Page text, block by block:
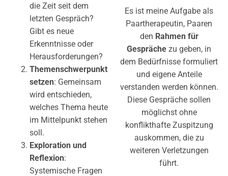
die Zeit seit dem
letzten Gespräch?
Gibt es neue
Erkenntnisse oder
Herausforderungen?
Themenschwerpunkt
setzen: Gemeinsam
wird entschieden,
welches Thema heute
im Mittelpunkt stehen
soll.
Exploration und
Reflexion:
Systemische Fragen
Es ist meine Aufgabe als
Paartherapeutin, Paaren
den Rahmen für
Gespräche zu geben, in
dem Bedürfnisse formuliert
und eigene Anteile
verstanden werden können.
Diese Gespräche sollen
möglichst ohne
konflikthafte Zuspitzung
auskommen, die zu
weiteren Verletzungen
führt.